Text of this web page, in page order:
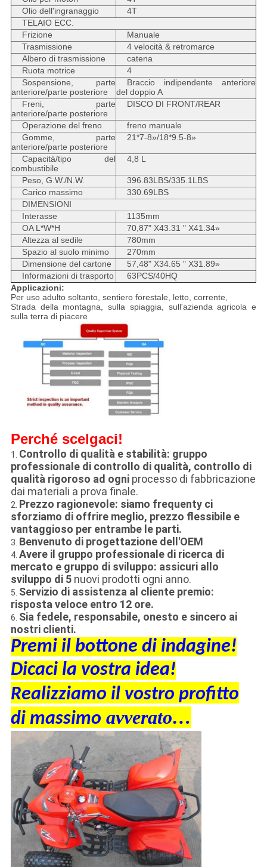
Olio dell'ingranaggio
4T
TELAIO ECC.
Frizione
Manuale
Trasmissione
4 velocità & retromarce
Albero di trasmissione
catena
Ruota motrice
4
Sospensione, parte
anteriore/parte posteriore
Braccio indipendente anteriore
del doppio A
Freni, parte
anteriore/parte posteriore
DISCO DI FRONT/REAR
Operazione del freno
freno manuale
Gomme, parte
anteriore/parte posteriore
21*7-8»/18*9.5-8»
Capacità/tipo del
combustibile
4,8 L
Peso, G.W./N.W.
396.83LBS/335.1LBS
Carico massimo
330.69LBS
DIMENSIONI
Interasse
1135mm
OA L*W*H
70,87" X43.31 " X41.34»
Altezza al sedile
780mm
Spazio al suolo minimo
270mm
Dimensione del cartone
57,48" X34.65 " X31.89»
Informazioni di trasporto
63PCS/40HQ
Applicazioni:
Per uso adulto soltanto, sentiero forestale, letto, corrente,
Strada della montagna, sulla spiaggia, sull'azienda agricola e
sulla terra di piacere
Perché scelgaci!
1. Controllo di qualità e stabilità: gruppo
professionale di controllo di qualità, controllo di
qualità rigoroso ad ogniprocesso di fabbricazione
dai materiali a prova finale.
2. Prezzo ragionevole: siamo frequenty ci
sforziamo di offrire meglio, prezzo flessibile e
vantaggioso per entrambe le parti.
3. Benvenuto di progettazione dell'OEM
4. Avere il gruppo professionale di ricerca di
mercato e gruppo di sviluppo: assicuri allo
sviluppo di 5nuovi prodotti ogni anno.
5. Servizio di assistenza al cliente premio:
risposta veloce entro 12 ore.
6. Sia fedele, responsabile, onesto e sincero ai
nostri clienti.
Premi il bottone di indagine!
Dicaci la vostra idea!
Realizziamo il vostro profitto
di massimo avverato…